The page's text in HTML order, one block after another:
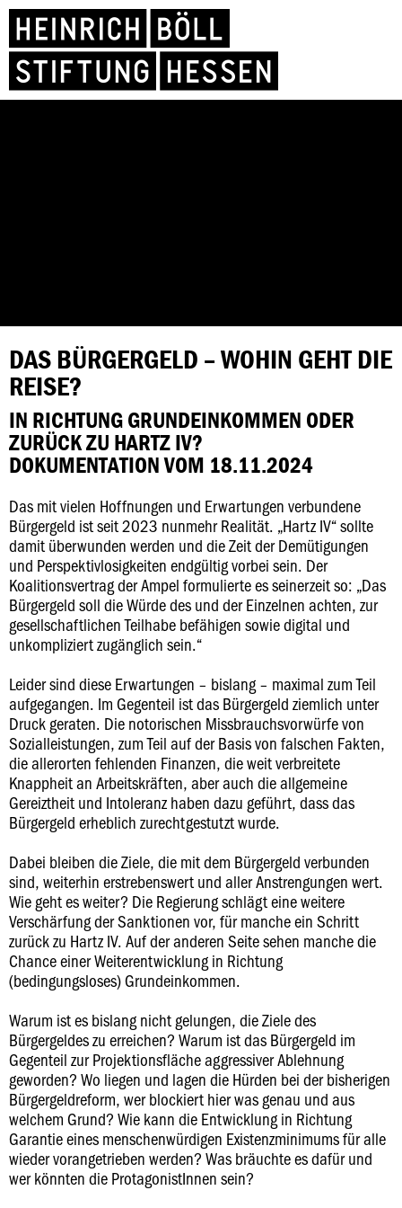
DAS BÜRGERGELD – WOHIN GEHT DIE
REISE?
IN RICHTUNG GRUNDEINKOMMEN ODER
ZURÜCK ZU HARTZ IV?
DOKUMENTATION VOM 18.11.2024
Das mit vielen Hoffnungen und Erwartungen verbundene
Bürgergeld ist seit 2023 nunmehr Realität. „Hartz IV“ sollte
damit überwunden werden und die Zeit der Demütigungen
und Perspektivlosigkeiten endgültig vorbei sein. Der
Koalitionsvertrag der Ampel formulierte es seinerzeit so: „Das
Bürgergeld soll die Würde des und der Einzelnen achten, zur
gesellschaftlichen Teilhabe befähigen sowie digital und
unkompliziert zugänglich sein.“
Leider sind diese Erwartungen – bislang – maximal zum Teil
aufgegangen. Im Gegenteil ist das Bürgergeld ziemlich unter
Druck geraten. Die notorischen Missbrauchsvorwürfe von
Sozialleistungen, zum Teil auf der Basis von falschen Fakten,
die allerorten fehlenden Finanzen, die weit verbreitete
Knappheit an Arbeitskräften, aber auch die allgemeine
Gereiztheit und Intoleranz haben dazu geführt, dass das
Bürgergeld erheblich zurechtgestutzt wurde.
Dabei bleiben die Ziele, die mit dem Bürgergeld verbunden
sind, weiterhin erstrebenswert und aller Anstrengungen wert.
Wie geht es weiter? Die Regierung schlägt eine weitere
Verschärfung der Sanktionen vor, für manche ein Schritt
zurück zu Hartz IV. Auf der anderen Seite sehen manche die
Chance einer Weiterentwicklung in Richtung
(bedingungsloses) Grundeinkommen.
Warum ist es bislang nicht gelungen, die Ziele des
Bürgergeldes zu erreichen? Warum ist das Bürgergeld im
Gegenteil zur Projektionsfläche aggressiver Ablehnung
geworden? Wo liegen und lagen die Hürden bei der bisherigen
Bürgergeldreform, wer blockiert hier was genau und aus
welchem Grund? Wie kann die Entwicklung in Richtung
Garantie eines menschenwürdigen Existenzminimums für alle
wieder vorangetrieben werden? Was bräuchte es dafür und
wer könnten die ProtagonistInnen sein?